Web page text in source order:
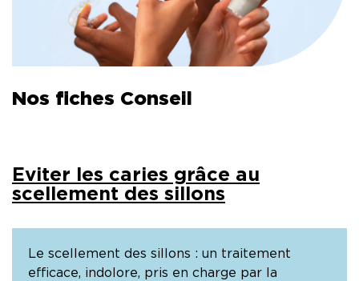
Nos fiches Conseil
Eviter les caries grâce au
scellement des sillons
Le scellement des sillons : un traitement
efficace, indolore, pris en charge par la